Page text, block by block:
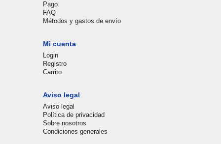
Pago
FAQ
Métodos y gastos de envío
Mi cuenta
Login
Registro
Carrito
Aviso legal
Aviso legal
Política de privacidad
Sobre nosotros
Condiciones generales